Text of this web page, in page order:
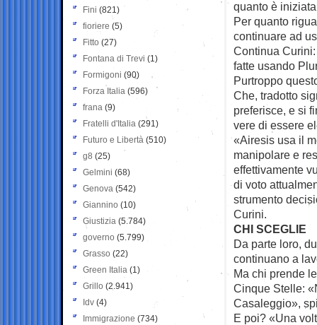
quanto è
Per quanto
continuare ad
Continua
fatte usando
Purtroppo
Che, tradotto
preferisce, e si
vere di essere
«Airesis usa il
manipolare e
effettivamente
di voto
strumento
Curini.
CHI SCEGLIE
Da parte loro,
continuano a
Ma chi prende
Cinque Stelle:
Casaleggio»,
E poi? «Una
Fini (821)
fioriere (5)
Fitto (27)
Fontana di Trevi (1)
Formigoni (90)
Forza Italia (596)
frana (9)
Fratelli d'Italia (291)
Futuro e Libertà (510)
g8 (25)
Gelmini (68)
Genova (542)
Giannino (10)
Giustizia (5.784)
governo (5.799)
Grasso (22)
Green Italia (1)
Grillo (2.941)
Idv (4)
Immigrazione (734)